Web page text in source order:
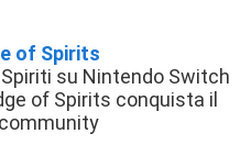
of Spirits
su Nintendo Switch
of Spirits conquista il